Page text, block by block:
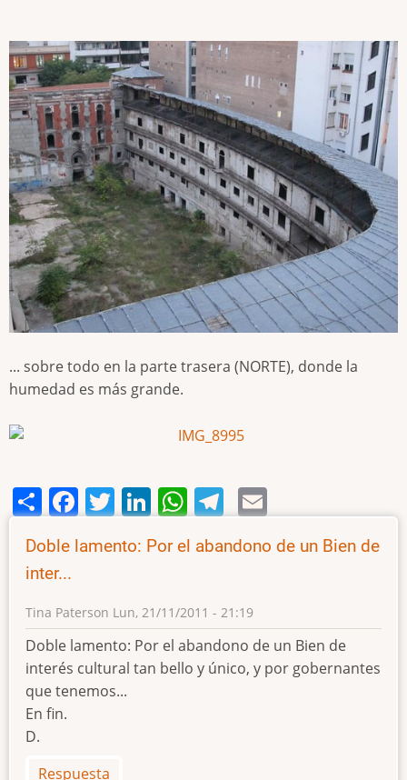
... sobre todo en la parte trasera (NORTE), donde la
humedad es más grande.
ShareFacebook
Twitter
LinkedIn
WhatsApp
Telegram
Doble lamento: Por el abandono de un Bien de
inter...
Tina Paterson Lun, 21/11/2011 - 21:19
Doble lamento: Por el abandono de un Bien de
interés cultural tan bello y único, y por gobernantes
que tenemos...
En fin.
D.
Respuesta